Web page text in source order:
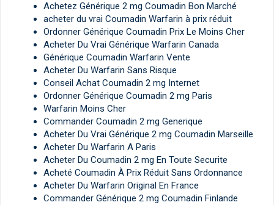
Achetez Générique 2 mg Coumadin Bon Marché
acheter du vrai Coumadin Warfarin à prix réduit
Ordonner Générique Coumadin Prix Le Moins Cher
Acheter Du Vrai Générique Warfarin Canada
Générique Coumadin Warfarin Vente
Acheter Du Warfarin Sans Risque
Conseil Achat Coumadin 2 mg Internet
Ordonner Générique Coumadin 2 mg Paris
Warfarin Moins Cher
Commander Coumadin 2 mg Generique
Acheter Du Vrai Générique 2 mg Coumadin Marseille
Acheter Du Warfarin A Paris
Acheter Du Coumadin 2 mg En Toute Securite
Acheté Coumadin À Prix Réduit Sans Ordonnance
Acheter Du Warfarin Original En France
Commander Générique 2 mg Coumadin Finlande